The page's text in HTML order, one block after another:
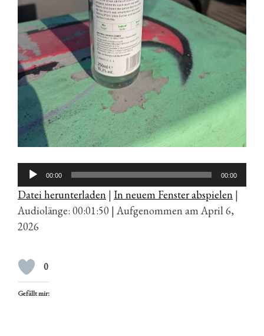
Audio-
Player
00:00 00:00
Datei herunterladen | In neuem Fenster abspielen |
Audiolänge: 00:01:50 | Aufgenommen am April 6,
2026
0
Gefällt mir: